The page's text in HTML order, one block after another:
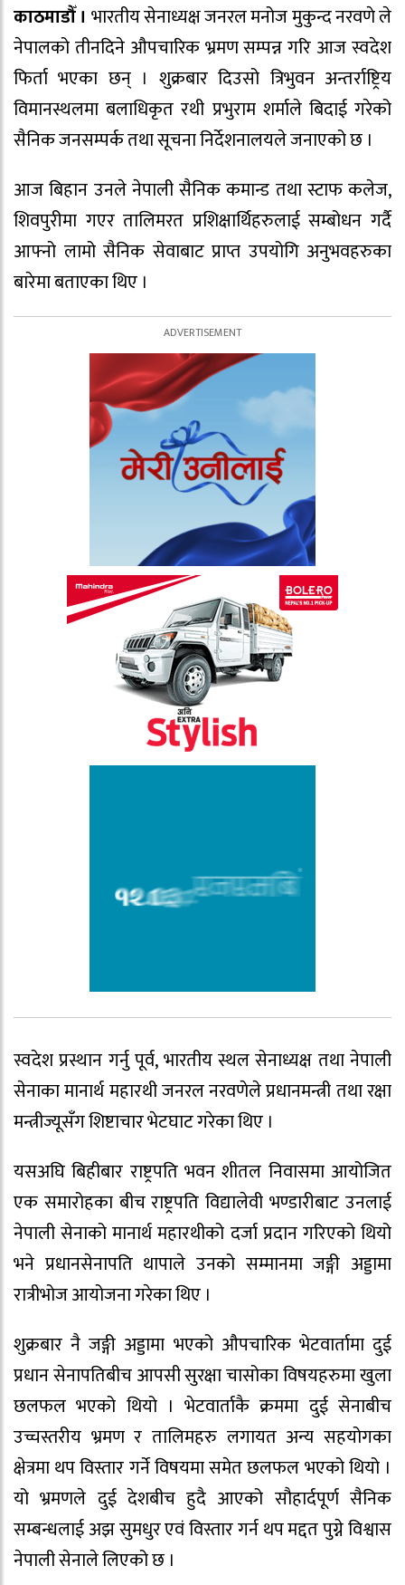
काठमाडौँ । भारतीय सेनाध्यक्ष जनरल मनोज मुकुन्द नरवणे ले
नेपालको तीनदिने औपचारिक भ्रमण सम्पन्न गरि आज स्वदेश
फिर्ता भएका छन् । शुक्रबार दिउसो त्रिभुवन अन्तर्राष्ट्रिय
विमानस्थलमा बलाधिकृत रथी प्रभुराम शर्माले बिदाई गरेको
सैनिक जनसम्पर्क तथा सूचना निर्देशनालयले जनाएको छ ।
आज बिहान उनले नेपाली सैनिक कमान्ड तथा स्टाफ कलेज,
शिवपुरीमा गएर तालिमरत प्रशिक्षार्थिहरुलाई सम्बोधन गर्दै
आफ्नो लामो सैनिक सेवाबाट प्राप्त उपयोगि अनुभवहरुका
बारेमा बताएका थिए ।
स्वदेश प्रस्थान गर्नु पूर्व, भारतीय स्थल सेनाध्यक्ष तथा नेपाली
सेनाका मानार्थ महारथी जनरल नरवणेले प्रधानमन्त्री तथा रक्षा
मन्त्रीज्यूसँग शिष्टाचार भेटघाट गरेका थिए ।
यसअघि बिहीबार राष्ट्रपति भवन शीतल निवासमा आयोजित
एक समारोहका बीच राष्ट्रपति विद्यालेवी भण्डारीबाट उनलाई
नेपाली सेनाको मानार्थ महारथीको दर्जा प्रदान गरिएको थियो
भने प्रधानसेनापति थापाले उनको सम्मानमा जङ्गी अड्डामा
रात्रीभोज आयोजना गरेका थिए ।
शुक्रबार नै जङ्गी अड्डामा भएको औपचारिक भेटवार्तामा दुई
प्रधान सेनापतिबीच आपसी सुरक्षा चासोका विषयहरुमा खुला
छलफल भएको थियो । भेटवार्ताकै क्रममा दुई सेनाबीच
उच्चस्तरीय भ्रमण र तालिमहरु लगायत अन्य सहयोगका
क्षेत्रमा थप विस्तार गर्ने विषयमा समेत छलफल भएको थियो ।
यो भ्रमणले दुई देशबीच हुदै आएको सौहार्दपूर्ण सैनिक
सम्बन्धलाई अझ सुमधुर एवं विस्तार गर्न थप मद्दत पुग्ने विश्वास
नेपाली सेनाले लिएको छ ।